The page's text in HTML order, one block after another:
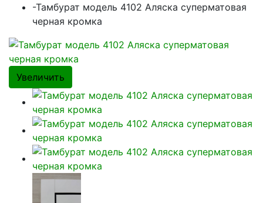
-Тамбурат модель 4102 Аляска суперматовая
черная кромка
Увеличить